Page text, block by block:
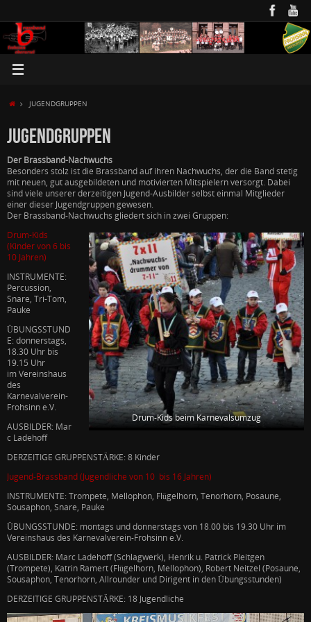
JUGENDGRUPPEN
JUGENDGRUPPEN
Der Brassband-Nachwuchs
Besonders stolz ist die Brassband auf ihren Nachwuchs, der die Band stetig
mit neuen, gut ausgebildeten und motivierten Mitspielern versorgt. Dabei
sind viele unserer derzeitigen Jugend-Ausbilder selbst einmal Mitglieder
einer dieser Jugendgruppen gewesen.
Der Brassband-Nachwuchs gliedert sich in zwei Gruppen:
Drum-Kids beim Karnevalsumzug
Drum-Kids
(Kinder von 6 bis
10 Jahren)
INSTRUMENTE:
Percussion,
Snare, Tri-Tom,
Pauke
ÜBUNGSSTUND
E: donnerstags,
18.30 Uhr bis
19.15 Uhr
im Vereinshaus
des
Karnevalverein-
Frohsinn e.V.
AUSBILDER: Mar
c Ladehoff
DERZEITIGE GRUPPENSTÄRKE: 8 Kinder
Jugend-Brassband (Jugendliche von 10 bis 16 Jahren)
INSTRUMENTE: Trompete, Mellophon, Flügelhorn, Tenorhorn, Posaune,
Sousaphon, Snare, Pauke
ÜBUNGSSTUNDE: montags und donnerstags von 18.00 bis 19.30 Uhr im
Vereinshaus des Karnevalverein-Frohsinn e.V.
AUSBILDER: Marc Ladehoff (Schlagwerk), Henrik u. Patrick Pleitgen
(Trompete), Katrin Ramert (Flügelhorn, Mellophon), Robert Neitzel (Posaune,
Sousaphon, Tenorhorn, Allrounder und Dirigent in den Übungsstunden)
DERZEITIGE GRUPPENSTÄRKE: 18 Jugendliche